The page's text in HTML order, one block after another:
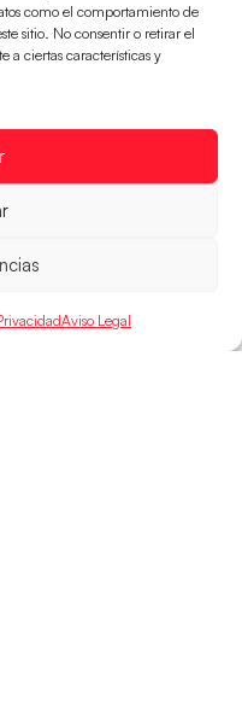
como el comportamiento de
sitio. No consentir o retirar el
a ciertas características y
Aviso Legal
conquista del oro
Cabeza buscará